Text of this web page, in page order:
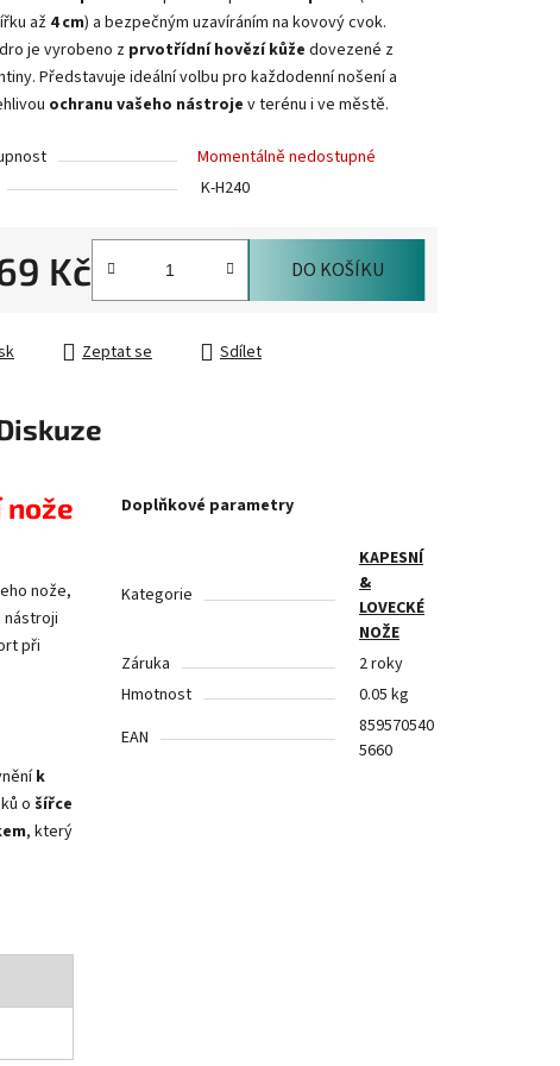
až 4 cm) a bezpečným uzavíráním na kovový cvok.
je vyrobeno zprvotřídní hovězí kůže dovezené z
Představuje ideální volbu pro každodenní nošení a
ochranu vašeho nástroje v terénu i ve městě.
Momentálně nedostupné
K-H240
Kč DO KOŠÍKU
Zeptat se Sdílet
nože,
nástroji
při
k
ošířce
, který
Doplňkové parametry
Kategorie
KAPESNÍ
&
LOVECKÉ
NOŽE
Záruka
2 roky
Hmotnost
0.05 kg
EAN
859570540
5660